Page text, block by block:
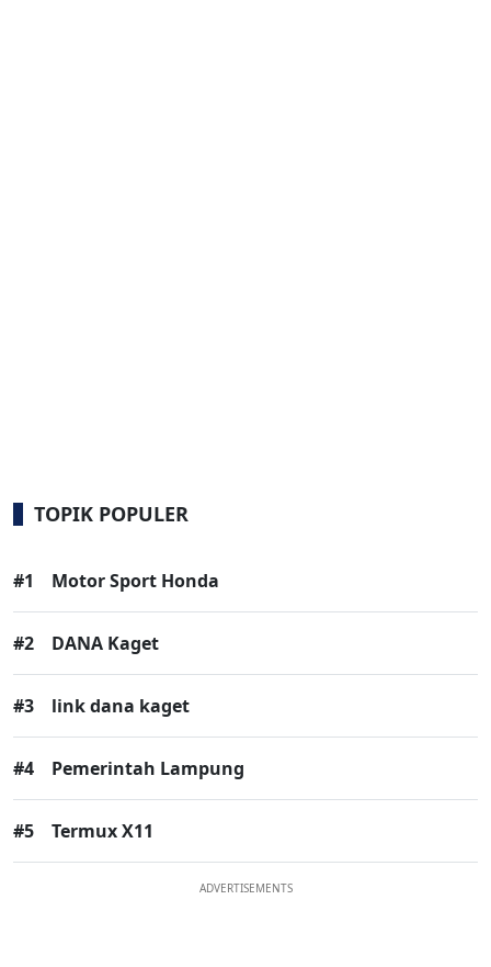
TOPIK POPULER
#1 Motor Sport Honda
#2 DANA Kaget
#3 link dana kaget
#4 Pemerintah Lampung
#5 Termux X11
ADVERTISEMENTS